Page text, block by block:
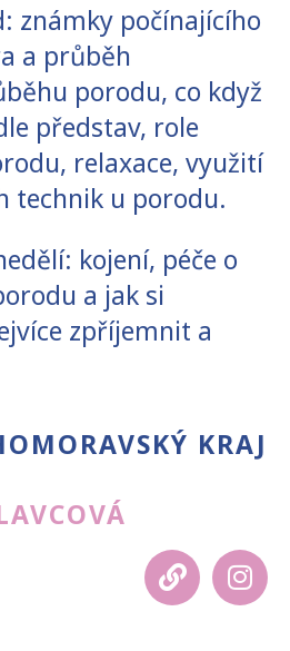
známky počínajícího
a průběh
porodu, co když
představ, role
relaxace, využití
technik u porodu.
kojení, péče o
a jak si
zpříjemnit a
KRAJ